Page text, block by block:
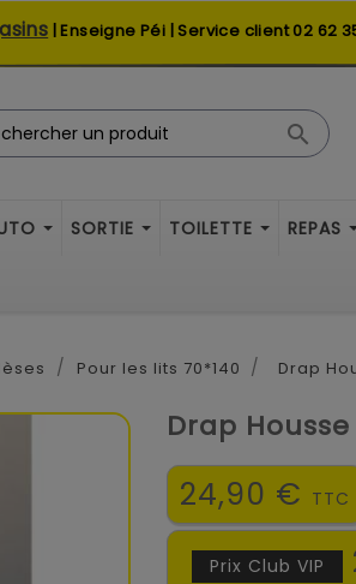
| Enseigne Péi | Service client02 62

SORTIE TOILETTE REPAS
Pour les lits 70*140 Drap
Drap
24,90 € TTC
Prix Club VIP